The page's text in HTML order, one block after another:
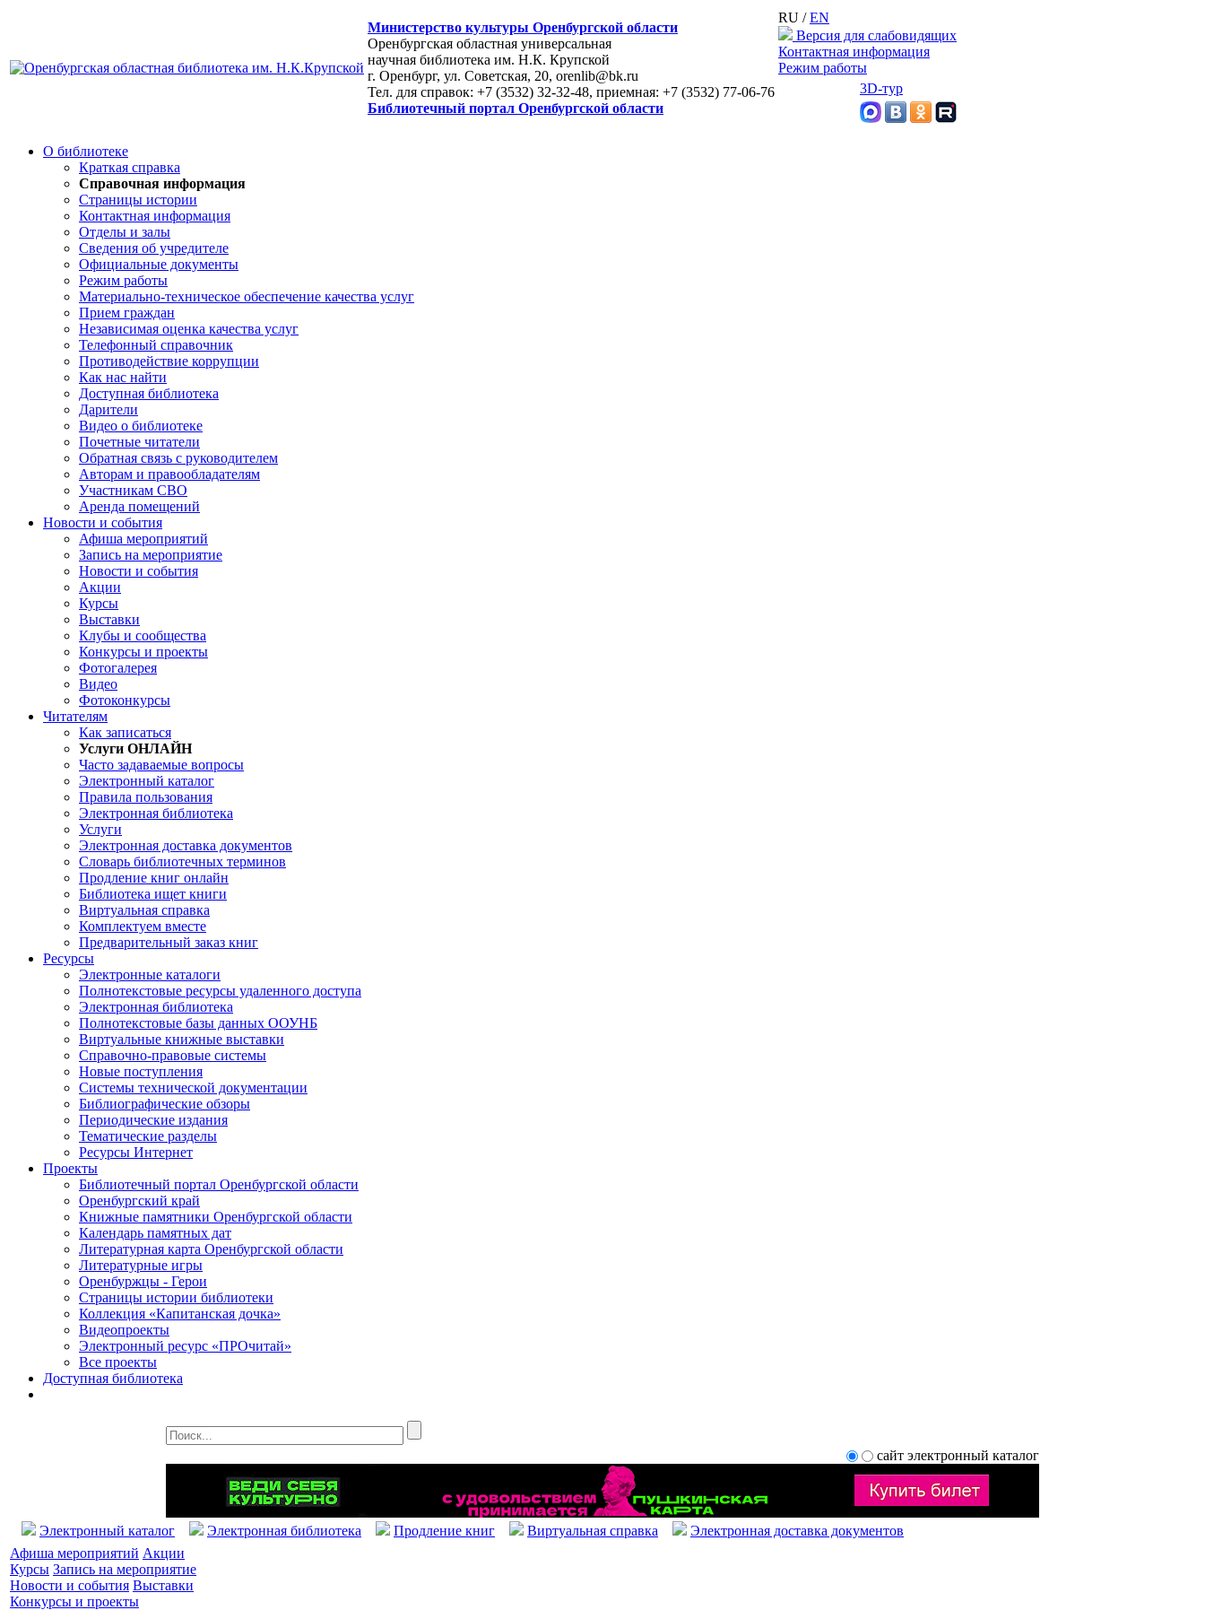
Министерство культуры Оренбургской области
Оренбургская областная универсальная
научная библиотека им. Н.К. Крупской
г. Оренбург, ул. Советская, 20, orenlib@bk.ru
Тел. для справок: +7 (3532) 32-32-48, приемная: +7 (3532) 77-06-76
Библиотечный портал Оренбургской области
RU /EN
Версия для слабовидящих
Контактная информация
Режим работы
3D-тур
О библиотеке
Краткая справка
Справочная информация
Страницы истории
Контактная информация
Отделы и залы
Сведения об учредителе
Официальные документы
Режим работы
Материально-техническое обеспечение качества услуг
Прием граждан
Независимая оценка качества услуг
Телефонный справочник
Противодействие коррупции
Как нас найти
Доступная библиотека
Дарители
Видео о библиотеке
Почетные читатели
Обратная связь с руководителем
Авторам и правообладателям
Участникам СВО
Аренда помещений
Новости и события
Афиша мероприятий
Запись на мероприятие
Новости и события
Акции
Курсы
Выставки
Клубы и сообщества
Конкурсы и проекты
Фотогалерея
Видео
Фотоконкурсы
Читателям
Как записаться
Услуги ОНЛАЙН
Часто задаваемые вопросы
Электронный каталог
Правила пользования
Электронная библиотека
Услуги
Электронная доставка документов
Словарь библиотечных терминов
Продление книг онлайн
Библиотека ищет книги
Виртуальная справка
Комплектуем вместе
Предварительный заказ книг
Ресурсы
Электронные каталоги
Полнотекстовые ресурсы удаленного доступа
Электронная библиотека
Полнотекстовые базы данных ООУНБ
Виртуальные книжные выставки
Справочно-правовые системы
Новые поступления
Cистемы технической документации
Библиографические обзоры
Периодические издания
Тематические разделы
Ресурсы Интернет
Проекты
Библиотечный портал Оренбургской области
Оренбургский край
Книжные памятники Оренбургской области
Календарь памятных дат
Литературная карта Оренбургской области
Литературные игры
Оренбуржцы - Герои
Страницы истории библиотеки
Коллекция «Капитанская дочка»
Видеопроекты
Электронный ресурс «ПРОчитай»
Все проекты
Доступная библиотека
сайт электронный каталог
Электронный каталог Электронная библиотека Продление книг Виртуальная справка
Электронная доставка документов
Афиша мероприятий Акции
Курсы Запись на мероприятие
Новости и события Выставки
Конкурсы и проекты